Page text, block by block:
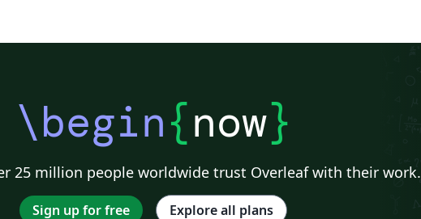
\begin{now}
25 million people worldwide trust Overleaf with their work.
Sign up for free Explore all plans